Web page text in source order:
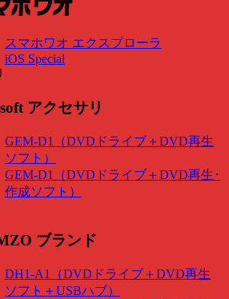
スマホワオ エクスプローラ
iOS Special
アクセサリ
GEM-D1（DVDドライブ＋DVD再生
ソフト）
GEM-D1（DVDドライブ＋DVD再生･
作成ソフト）
ブランド
DH1-A1（DVDドライブ＋DVD再生
ソフト＋USBハブ）